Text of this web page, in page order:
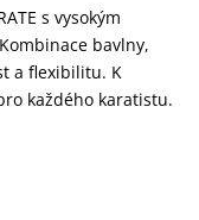
s vysokým
bavlny,
a flexibilitu. K
každého karatistu.